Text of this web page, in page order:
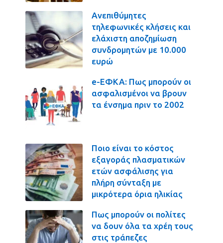
Ανεπιθύμητες
τηλεφωνικές κλήσεις και
ελάχιστη αποζημίωση
συνδρομητών με 10.000
ευρώ
e-ΕΦΚΑ: Πως μπορούν οι
ασφαλισμένοι να βρουν
τα ένσημα πριν το 2002
Ποιο είναι το κόστος
εξαγοράς πλασματικών
ετών ασφάλισης για
πλήρη σύνταξη με
μικρότερα όρια ηλικίας
Πως μπορούν οι πολίτες
να δουν όλα τα χρέη τους
στις τράπεζες